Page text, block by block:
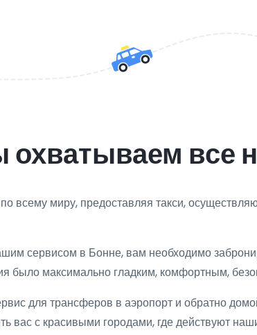
все
всему миру, предоставляя такси,
сервисом в Бонне, вам необходимо
было максимально гладким, комфортным,
для трансферов в аэропорт и обратно
вас с красивыми городами, где действуют